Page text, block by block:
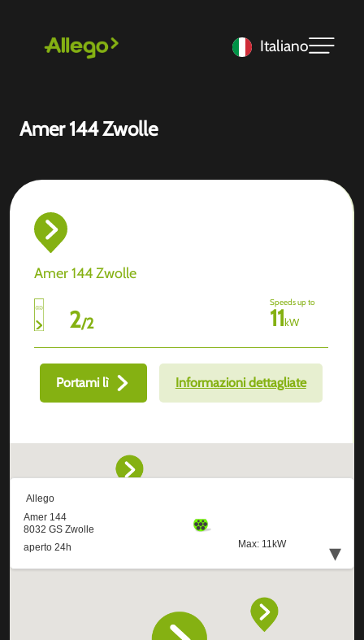
Italiano
Amer 144 Zwolle
Amer 144 Zwolle
2/2
Speeds up to
11kW
Portami lì Informazioni dettagliate